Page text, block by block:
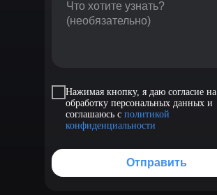
Нажимая кнопку, я даю согласие на
обработку персональных данных и
соглашаюсь с политикой
конфиденциальности
Отправить